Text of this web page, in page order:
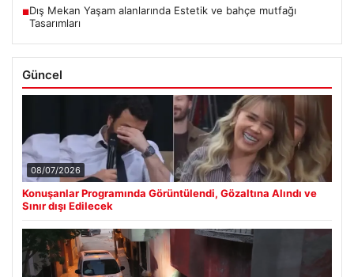
■Dış Mekan Yaşam alanlarında Estetik ve bahçe mutfağı
Tasarımları
Güncel
08/07/2026
Konuşanlar Programında Görüntülendi, Gözaltına Alındı ve
Sınır dışı Edilecek